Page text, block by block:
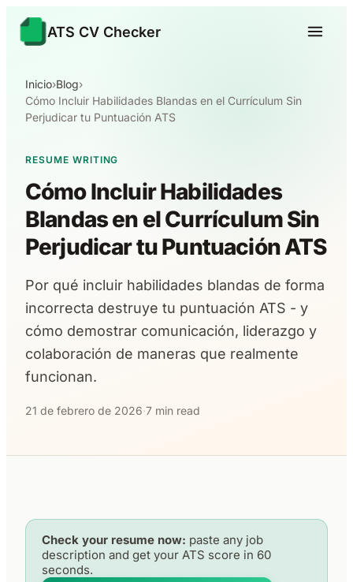
ATS CV Checker
Inicio›Blog›
Cómo Incluir Habilidades Blandas en el Currículum Sin
Perjudicar tu Puntuación ATS
RESUME WRITING
Cómo Incluir Habilidades
Blandas en el Currículum Sin
Perjudicar tu Puntuación ATS
Por qué incluir habilidades blandas de forma
incorrecta destruye tu puntuación ATS - y
cómo demostrar comunicación, liderazgo y
colaboración de maneras que realmente
funcionan.
21 de febrero de 2026·7 min read
Check your resume now: paste any job
description and get your ATS score in 60
seconds.